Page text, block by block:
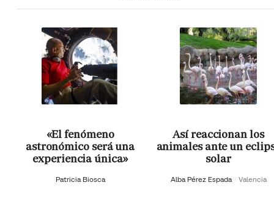
«El fenómeno
astronómico será una
experiencia única»
Patricia Biosca
Así reaccionan los
animales ante un
solar
Alba Pérez Espada Valencia